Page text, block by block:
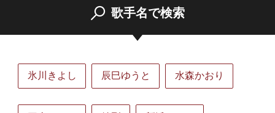
歌手名で検索
氷川きよし 辰巳ゆうと 水森かおり